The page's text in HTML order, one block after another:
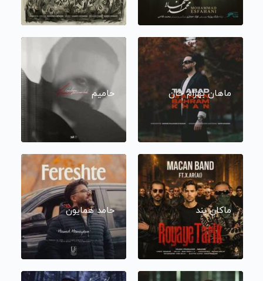
ماهان بهرام خان حامیم
ماکان بند حامد همایون